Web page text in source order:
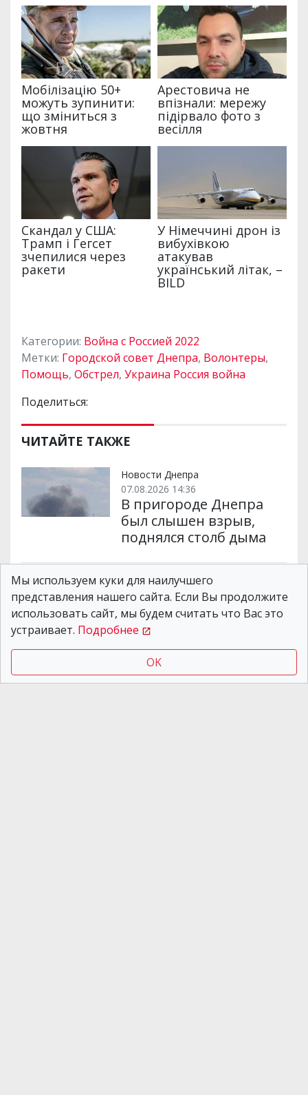
Категории: Война с Россией 2022
Метки: Городской совет Днепра, Волонтеры,
Помощь, Обстрел, Украина Россия война
Поделиться:
ЧИТАЙТЕ ТАКЖЕ
Новости Днепра
07.08.2026 14:36
В пригороде Днепра
был слышен взрыв,
поднялся столб дыма
Новости Днепра
05.08.2026 07:55
Почти 20 атак за ночь:
враг обстрелял три
Днепропетровской
области
Мы используем куки для наилучшего
представления нашего сайта. Если Вы продолжите
использовать сайт, мы будем считать что Вас это
устраивает. Подробнее
OK